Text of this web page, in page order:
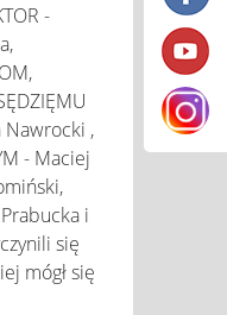
-
Nawrocki ,
- Maciej
i
się
mógł się